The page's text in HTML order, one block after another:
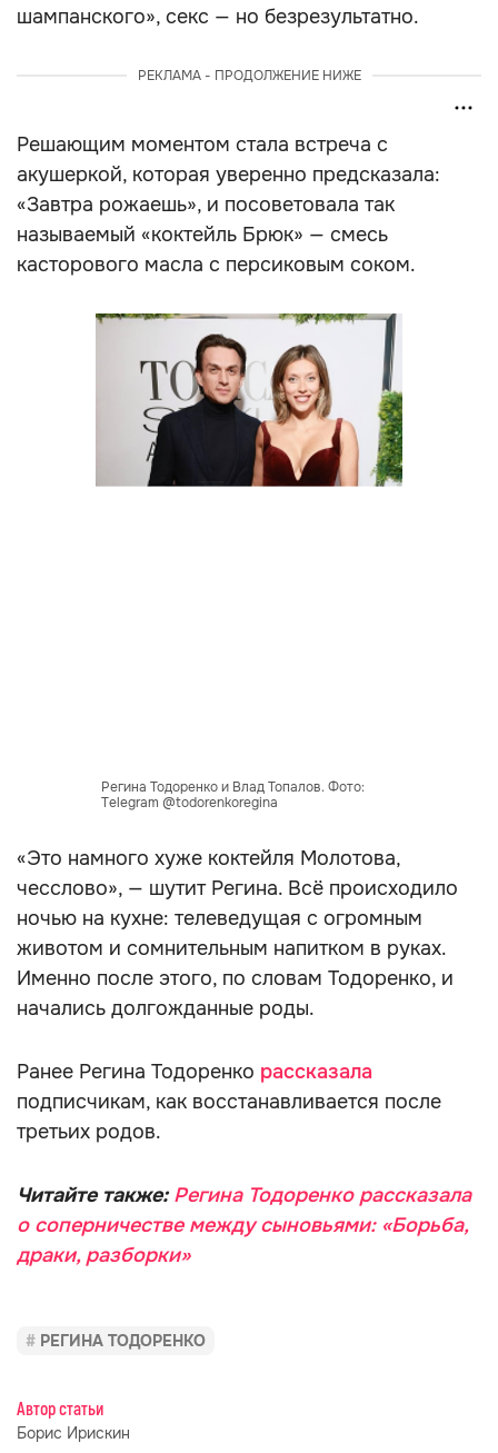
шампанского», секс — но безрезультатно.
РЕКЛАМА - ПРОДОЛЖЕНИЕ НИЖЕ
Решающим моментом стала встреча с
акушеркой, которая уверенно предсказала:
«Завтра рожаешь», и посоветовала так
называемый «коктейль Брюк» — смесь
касторового масла с персиковым соком.
Регина Тодоренко и Влад Топалов. Фото:
Telegram @todorenkoregina
«Это намного хуже коктейля Молотова,
чесслово», — шутит Регина. Всё происходило
ночью на кухне: телеведущая с огромным
животом и сомнительным напитком в руках.
Именно после этого, по словам Тодоренко, и
начались долгожданные роды.
Ранее Регина Тодоренко рассказала
подписчикам, как восстанавливается после
третьих родов.
Читайте также: Регина Тодоренко рассказала
о соперничестве между сыновьями: «Борьба,
драки, разборки»
РЕГИНА ТОДОРЕНКО
Автор статьи
Борис Ирискин